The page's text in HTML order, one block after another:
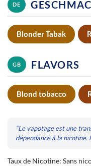
DE
Blonder Tabak
GB FLAVORS
Blond tobacco
“Le vapotage est une
dépendance à la nicotine.
Taux de Nicotine: Sans